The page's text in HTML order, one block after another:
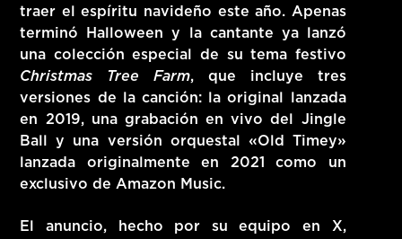
Hits – 96.5 FM
traer el espíritu navideño este año. Apenas
terminó Halloween y la cantante ya lanzó
una colección especial de su tema festivo
Christmas Tree Farm, que incluye tres
versiones de la canción: la original lanzada
en 2019, una grabación en vivo del Jingle
Ball y una versión orquestal «Old Timey»
lanzada originalmente en 2021 como un
exclusivo de Amazon Music.
El anuncio, hecho por su equipo en X,